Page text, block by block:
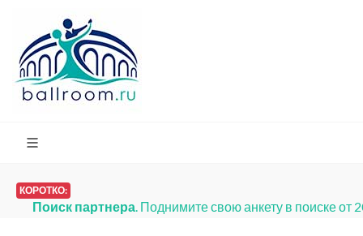
КОРОТКО:
Поиск партнера. Поднимите свою анкету в поиске от